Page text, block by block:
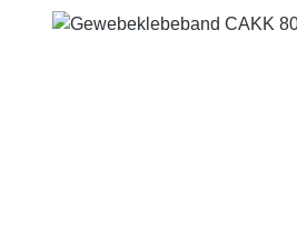
Bildergalerie überspringen